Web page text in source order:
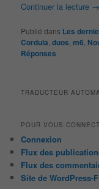
Continuer la lecture →
Publié dans Les
Cordula ,duos ,m6
Réponses
TRADUCTEUR
POUR VOUS
Connexion
Flux des
Flux des
Site de WordPress-